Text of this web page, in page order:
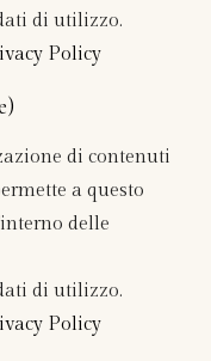
di utilizzo.
Policy
di contenuti
a questo
delle
di utilizzo.
Policy